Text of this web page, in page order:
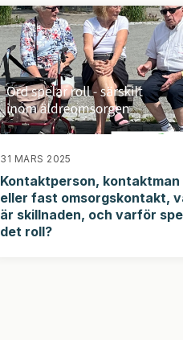
31 MARS 2025
Kontaktperson, kontaktman
eller fast omsorgskontakt,
är skillnaden, och varför
det roll?